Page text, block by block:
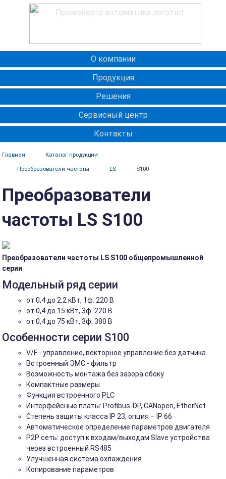
О компании
Продукция
Решения
Сервисный центр
Контакты
Главная Каталог продукции
Преобразователи частоты LS S100
Преобразователи
частоты LS S100
Преобразователи частоты LS S100 общепромышленной
серии
Модельный ряд серии
от 0,4 до 2,2 кВт, 1ф. 220 В
от 0,4 до 15 кВт, 3ф. 220 В
от 0,4 до 75 кВт, 3ф. 380 В
Особенности серии S100
V/F - управление, векторное управление без датчика
Встроенный ЭМС - фильтр
Возможность монтажа без зазора сбоку
Компактные размеры
Функция встроенного PLC
Интерфейсные платы: Profibus-DP, CANopen, EtherNet
Степень защиты класса IP 23, опция – IP 66
Автоматическое определение параметров двигателя
Р2Р сеть: доступ к входам/выходам Slave устройства
через встроенный RS485
Улучшенная система охлаждения
Копирование параметров